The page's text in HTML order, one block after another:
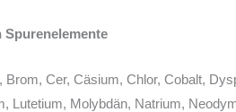
Spurenelemente
Cer, Cäsium, Chlor, Cobalt,
Lutetium, Molybdän, Natrium,